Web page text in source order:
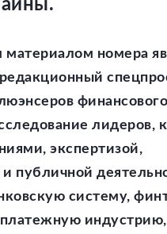
номера
лидеров,
экспертизой,
публичной
систему,
платежную индустрию,